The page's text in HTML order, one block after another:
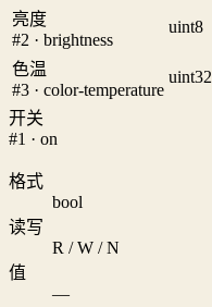
亮度
#2 · brightness
uint8
色温
#3 · color-temperature
uint32
开关
#1 · on
格式
bool
读写
R / W / N
值
—